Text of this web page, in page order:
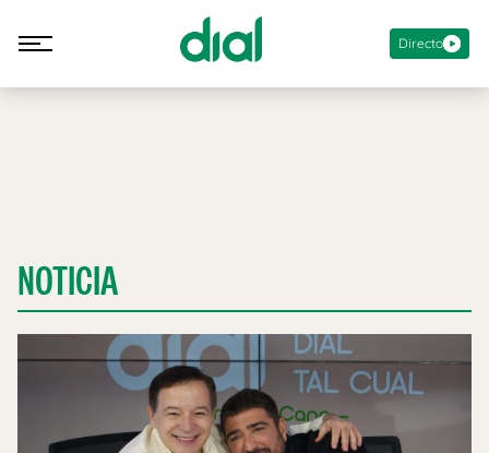
Directo
NOTICIA